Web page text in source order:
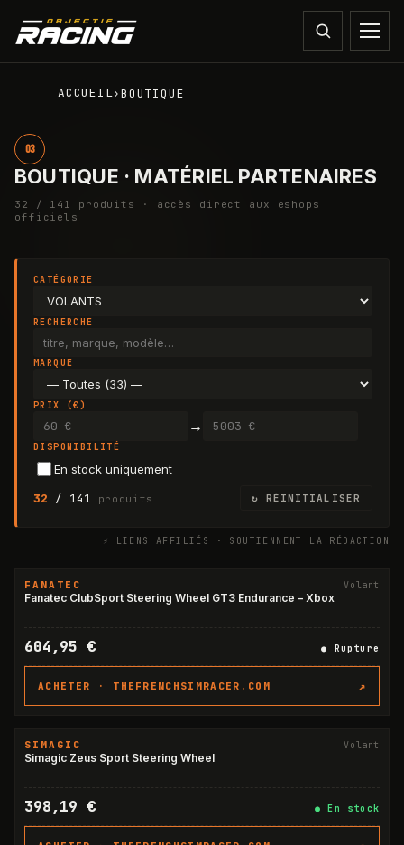
ACCUEIL›BOUTIQUE
03
BOUTIQUE · MATÉRIEL PARTENAIRES
32 / 141 produit s
· accès direct aux eshops
officiels
CATÉGORIE
RECHERCHE
MARQUE
PRIX (€)
→
DISPONIBILITÉ
En stock uniquement
32 / 141 produits ↻ RÉINITIALISER
⚡ LIENS AFFILIÉS · SOUTIENNENT LA RÉDACTION
RUPTURE
FANATEC Volant
Fanatec ClubSport Steering Wheel GT3 Endurance – Xbox
604,95 € ● Rupture
ACHETER · THEFRENCHSIMRACER.COM ↗
SIMAGIC Volant
Simagic Zeus Sport Steering Wheel
398,19 € ●En stock